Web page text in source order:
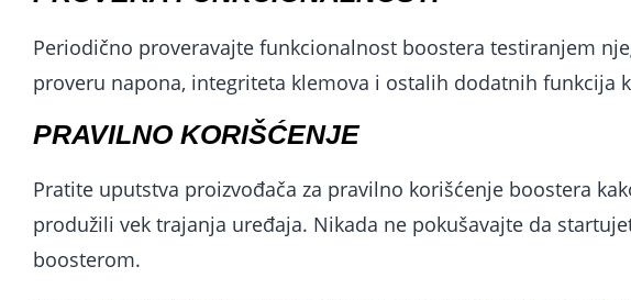
Periodično proveravajte funkcionalnost boostera testiranjem
proveru napona, integriteta klemova i ostalih dodatnih funkcija
PRAVILNO KORIŠĆENJE
Pratite uputstva proizvođača za pravilno korišćenje boostera
produžili vek trajanja uređaja. Nikada ne pokušavajte da
boosterom.